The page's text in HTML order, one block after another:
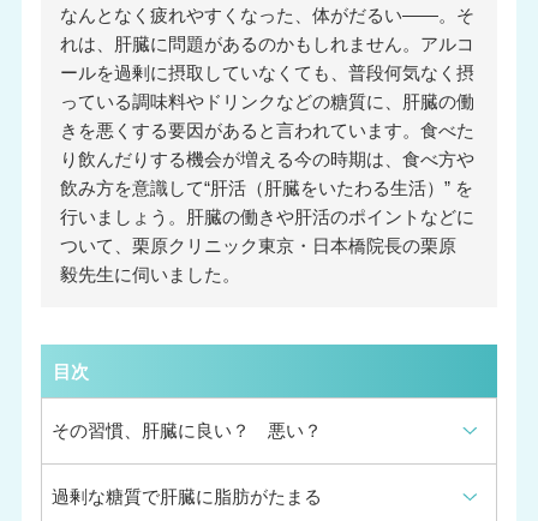
なんとなく疲れやすくなった、体がだるい――。そ
れは、肝臓に問題があるのかもしれません。アルコ
ールを過剰に摂取していなくても、普段何気なく摂
っている調味料やドリンクなどの糖質に、肝臓の働
きを悪くする要因があると言われています。食べた
り飲んだりする機会が増える今の時期は、食べ方や
飲み方を意識して“肝活（肝臓をいたわる生活）” を
行いましょう。肝臓の働きや肝活のポイントなどに
ついて、栗原クリニック東京・日本橋院長の栗原
毅先生に伺いました。
目次
その習慣、肝臓に良い？ 悪い？
過剰な糖質で肝臓に脂肪がたまる